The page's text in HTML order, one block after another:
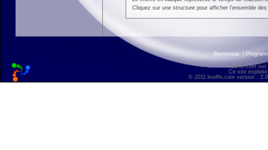
Cliquez sur une structure pour afficher l'ensemble
Bienvenue
liveffn.com est
Ce site
© 2011 liveffn.com version :